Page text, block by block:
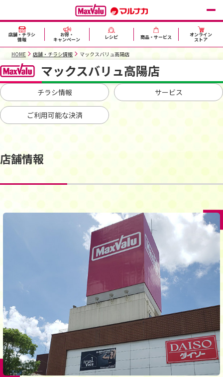
店舗・チラシ
情報
お得・
キャンペーン レシピ 商品・サービス オンライン
ストア
HOME 店舗・チラシ情報 マックスバリュ高陽店
マックスバリュ高陽店
チラシ情報 サービス
ご利用可能な決済
店舗情報